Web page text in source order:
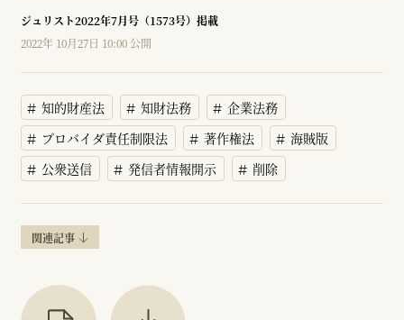
ジュリスト2022年7月号（1573号）掲載
2022年 10月27日 10:00 公開
知的財産法 知財法務
企業法務
プロバイダ責任制限法
著作権法
海賊版
公衆送信
発信者情報開示 削除
関連記事